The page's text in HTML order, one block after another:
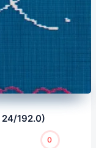
24/192.0)
0